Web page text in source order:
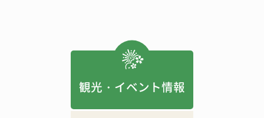
観光・イベント情報